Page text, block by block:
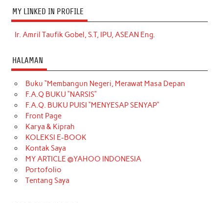
MY LINKED IN PROFILE
Ir. Amril Taufik Gobel, S.T, IPU, ASEAN Eng.
HALAMAN
Buku “Membangun Negeri, Merawat Masa Depan
F.A.Q BUKU “NARSIS”
F.A.Q. BUKU PUISI “MENYESAP SENYAP”
Front Page
Karya & Kiprah
KOLEKSI E-BOOK
Kontak Saya
MY ARTICLE @YAHOO INDONESIA
Portofolio
Tentang Saya